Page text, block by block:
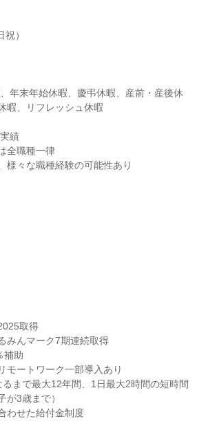
暇、リフレッシュ休暇
績
全職種一律
様々な職種経験の可能性あり
取得
みんマーク7期連続取得
補助
モートワーク一部導入あり
るまで最大12年間、1日最大2時間の短時間
が3歳まで）
わせた給付金制度